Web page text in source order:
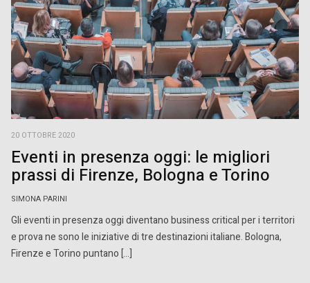
20 OTTOBRE 2020
Eventi in presenza oggi: le migliori
prassi di Firenze, Bologna e Torino
SIMONA PARINI
Gli eventi in presenza oggi diventano business critical per i territori
e prova ne sono le iniziative di tre destinazioni italiane. Bologna,
Firenze e Torino puntano […]